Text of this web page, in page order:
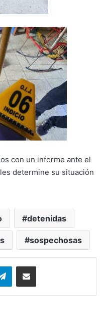
con un informe ante el
determine su situación
detenidas
sospechosas
TelegramCompartir por correo electrónico